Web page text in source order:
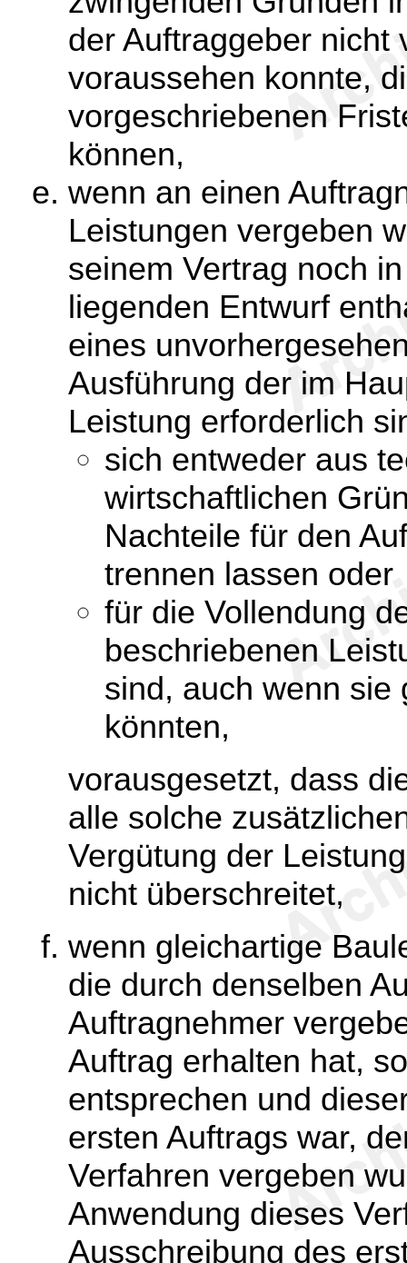
der Auftraggeber nicht
voraussehen konnte,
vorgeschriebenen
können,
wenn an einen
Leistungen vergeben
seinem Vertrag noch
liegenden Entwurf
eines
Ausführung der im
Leistung erforderlich
sich entweder aus
wirtschaftlichen
Nachteile für den
trennen lassen oder
für die Vollendung
beschriebenen
sind, auch wenn sie
könnten,
vorausgesetzt, dass
alle solche
Vergütung der
nicht überschreitet,
wenn gleichartige
die durch denselben
Auftragnehmer
Auftrag erhalten hat,
entsprechen und
ersten Auftrags war,
Verfahren vergeben
Anwendung dieses
Ausschreibung des